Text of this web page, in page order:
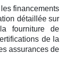
financements
détaillée sur
fourniture de
de la
assurances de